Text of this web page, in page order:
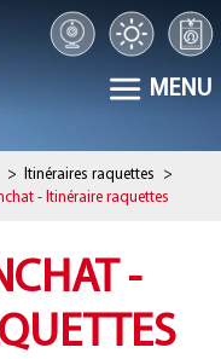
MENU
> Itinéraires raquettes
>
- Itinéraire raquettes
-